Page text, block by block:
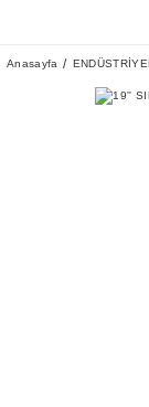
Anasayfa